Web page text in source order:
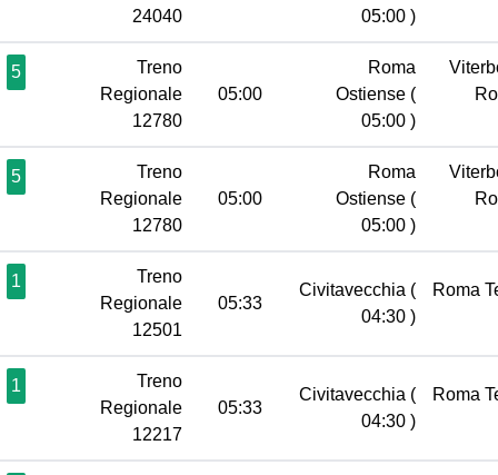
24040
05:00 )
5
Treno
Regionale
12780
05:00
Roma
Ostiense (
05:00 )
5
Treno
Regionale
12780
05:00
Roma
Ostiense (
05:00 )
1
Treno
Regionale
12501
05:33
Civitavecchia (
04:30 )
Roma
1
Treno
Regionale
12217
05:33
Civitavecchia (
04:30 )
Roma